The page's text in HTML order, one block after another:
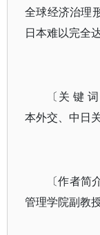
全球经济治理
日本难以完全
〔关 键
本外交、中日
〔作者
管理学院副教